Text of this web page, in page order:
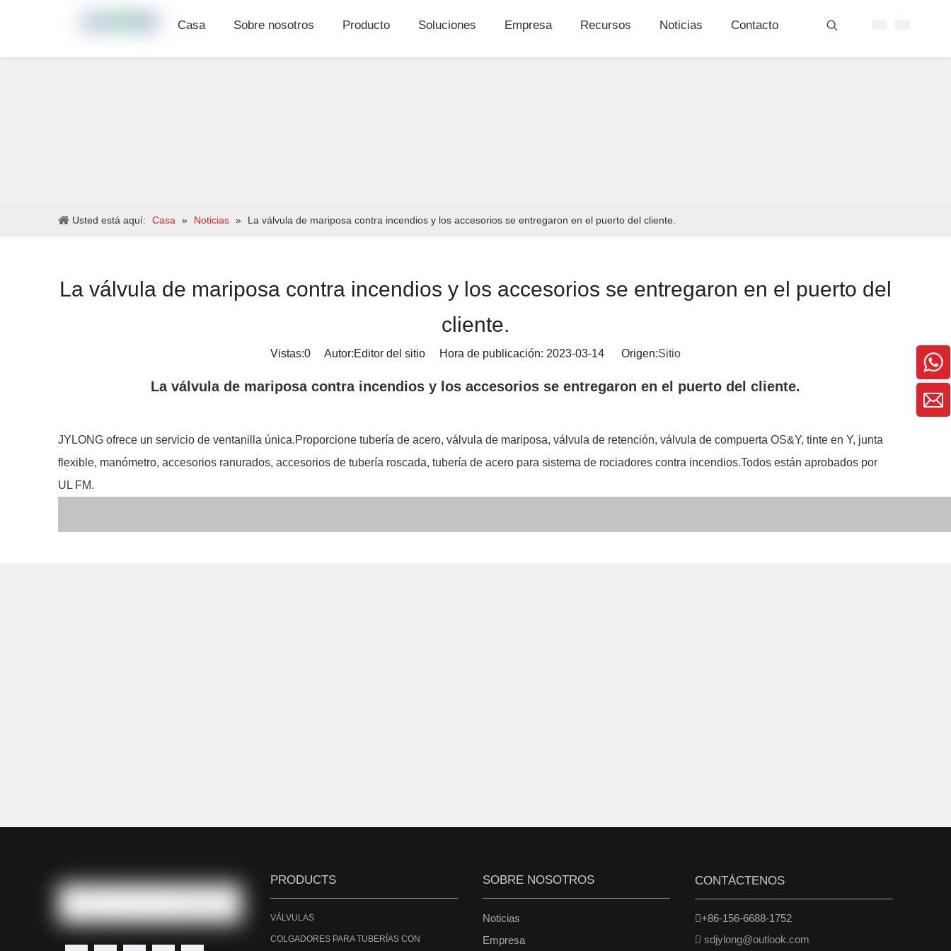
Casa Sobre nosotros Producto Soluciones Empresa Recursos Noticias Contacto
Usted está aquí: Casa » Noticias » La válvula de mariposa contra incendios y los accesorios se entregaron en el puerto del cliente.
La válvula de mariposa contra incendios y los accesorios se entregaron en el puerto del
cliente.
Vistas:0 Autor:Editor del sitio Hora de publicación: 2023-03-14 Origen:Sitio
La válvula de mariposa contra incendios y los accesorios se entregaron en el puerto del cliente.
JYLONG ofrece un servicio de ventanilla única.Proporcione tubería de acero, válvula de mariposa, válvula de retención, válvula de compuerta OS&Y, tinte en Y, junta
flexible, manómetro, accesorios ranurados, accesorios de tubería roscada, tubería de acero para sistema de rociadores contra incendios.Todos están aprobados por
UL FM.
PRODUCTS
VÁLVULAS
COLGADORES PARA TUBERÍAS CON
SOBRE NOSOTROS
Noticias
Empresa
CONTÁCTENOS
+86-156-6688-1752
 sdjylong@outlook.com